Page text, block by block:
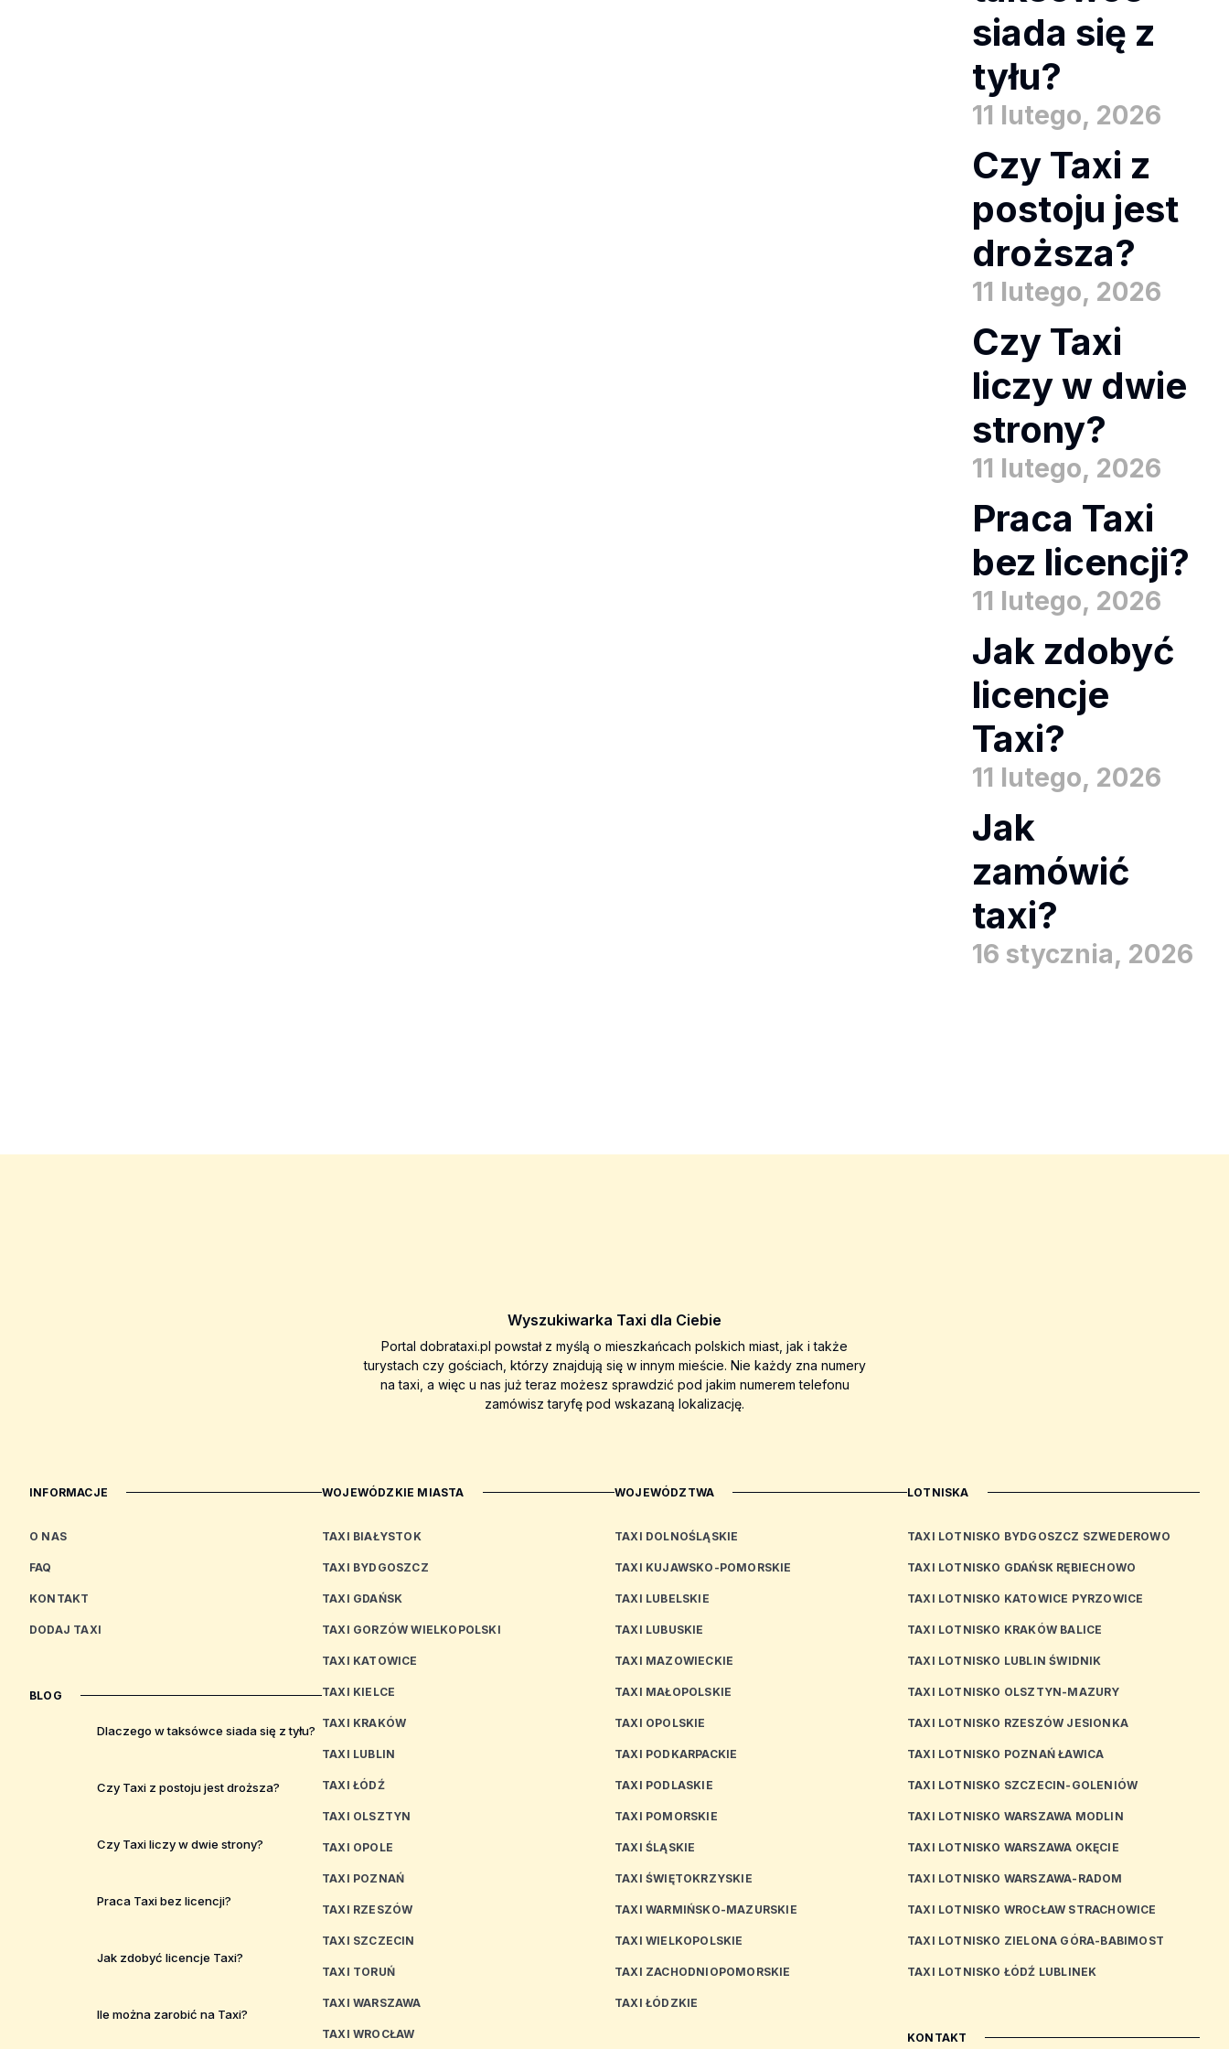
siada się z
tyłu?
11 lutego, 2026
Czy Taxi z
postoju jest
droższa?
11 lutego, 2026
Czy Taxi
liczy w dwie
strony?
11 lutego, 2026
Praca Taxi
bez licencji?
11 lutego, 2026
Jak zdobyć
licencje
Taxi?
11 lutego, 2026
Jak
zamówić
taxi?
16 stycznia, 2026
Wyszukiwarka Taxi dla Ciebie
Portal dobrataxi.pl powstał z myślą o mieszkańcach polskich miast, jak i także
turystach czy gościach, którzy znajdują się w innym mieście. Nie każdy zna numery
na taxi, a więc u nas już teraz możesz sprawdzić pod jakim numerem telefonu
zamówisz taryfę pod wskazaną lokalizację.
INFORMACJE
O NAS
FAQ
KONTAKT
DODAJ TAXI
BLOG
Dlaczego w taksówce siada się z tyłu?
Czy Taxi z postoju jest droższa?
Czy Taxi liczy w dwie strony?
Praca Taxi bez licencji?
Jak zdobyć licencje Taxi?
Ile można zarobić na Taxi?
WOJEWÓDZKIE MIASTA
TAXI BIAŁYSTOK
TAXI BYDGOSZCZ
TAXI GDAŃSK
TAXI GORZÓW WIELKOPOLSKI
TAXI KATOWICE
TAXI KIELCE
TAXI KRAKÓW
TAXI LUBLIN
TAXI ŁÓDŹ
TAXI OLSZTYN
TAXI OPOLE
TAXI POZNAŃ
TAXI RZESZÓW
TAXI SZCZECIN
TAXI TORUŃ
TAXI WARSZAWA
TAXI WROCŁAW
WOJEWÓDZTWA
TAXI DOLNOŚLĄSKIE
TAXI KUJAWSKO-POMORSKIE
TAXI LUBELSKIE
TAXI LUBUSKIE
TAXI MAZOWIECKIE
TAXI MAŁOPOLSKIE
TAXI OPOLSKIE
TAXI PODKARPACKIE
TAXI PODLASKIE
TAXI POMORSKIE
TAXI ŚLĄSKIE
TAXI ŚWIĘTOKRZYSKIE
TAXI WARMIŃSKO-MAZURSKIE
TAXI WIELKOPOLSKIE
TAXI ZACHODNIOPOMORSKIE
TAXI ŁÓDZKIE
LOTNISKA
TAXI LOTNISKO BYDGOSZCZ SZWEDEROWO
TAXI LOTNISKO GDAŃSK RĘBIECHOWO
TAXI LOTNISKO KATOWICE PYRZOWICE
TAXI LOTNISKO KRAKÓW BALICE
TAXI LOTNISKO LUBLIN ŚWIDNIK
TAXI LOTNISKO OLSZTYN-MAZURY
TAXI LOTNISKO RZESZÓW JESIONKA
TAXI LOTNISKO POZNAŃ ŁAWICA
TAXI LOTNISKO SZCZECIN-GOLENIÓW
TAXI LOTNISKO WARSZAWA MODLIN
TAXI LOTNISKO WARSZAWA OKĘCIE
TAXI LOTNISKO WARSZAWA-RADOM
TAXI LOTNISKO WROCŁAW STRACHOWICE
TAXI LOTNISKO ZIELONA GÓRA-BABIMOST
TAXI LOTNISKO ŁÓDŹ LUBLINEK
KONTAKT